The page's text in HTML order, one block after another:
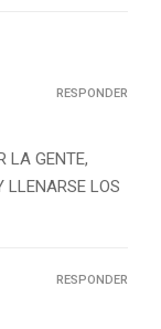
LA GENTE,
LLENARSE LOS
RESPONDER
RESPONDER